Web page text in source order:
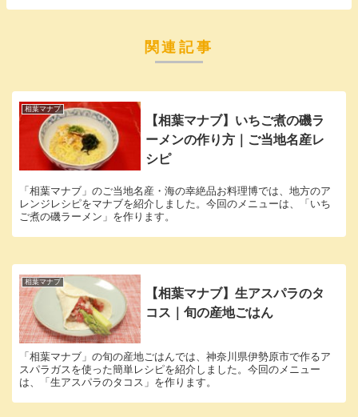
関連記事
相葉マナブ
【相葉マナブ】いちご煮の磯ラ
ーメンの作り方｜ご当地名産レ
シピ
「相葉マナブ」のご当地名産・海の幸絶品お料理博では、地方のア
レンジレシピをマナブを紹介しました。今回のメニューは、「いち
ご煮の磯ラーメン」を作ります。
相葉マナブ
【相葉マナブ】生アスパラのタ
コス｜旬の産地ごはん
「相葉マナブ」の旬の産地ごはんでは、神奈川県伊勢原市で作るア
スパラガスを使った簡単レシピを紹介しました。今回のメニュー
は、「生アスパラのタコス」を作ります。